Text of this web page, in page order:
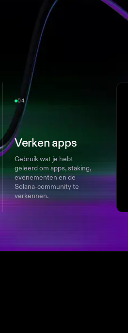
04
Verken apps
Gebruik wat je hebt
geleerd om apps, staking,
evenementen en de
Solana-community te
verkennen.